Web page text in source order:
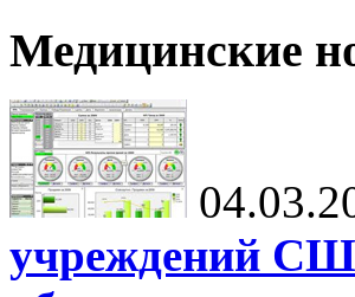
Медицинские
учреждений